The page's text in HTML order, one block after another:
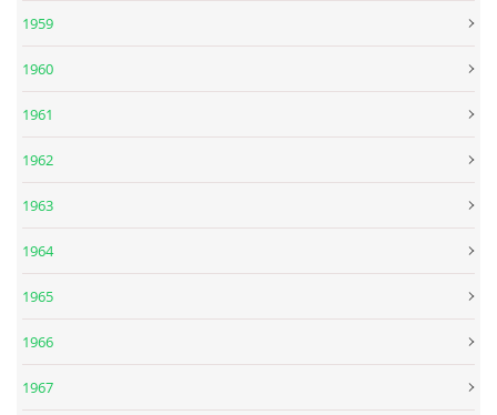
DISKOGRAFIE - SINGLY DALŠÍ
DISKOGRAFIE - EP II
DISKOGRAFIE - ALBA ŘADOVÁ
1959
1960
1961
1962
1963
1964
1965
1966
1967